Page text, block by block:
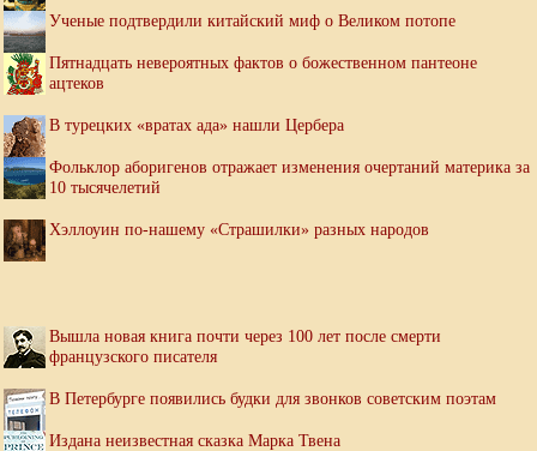
Ученые подтвердили китайский миф о Великом потопе
Пятнадцать невероятных фактов о божественном пантеоне
ацтеков
В турецких «вратах ада» нашли Цербера
Фольклор аборигенов отражает изменения очертаний материка за
10 тысячелетий
Хэллоуин по-нашему «Страшилки» разных народов
Вышла новая книга почти через 100 лет после смерти
французского писателя
В Петербурге появились будки для звонков советским поэтам
Издана неизвестная сказка Марка Твена